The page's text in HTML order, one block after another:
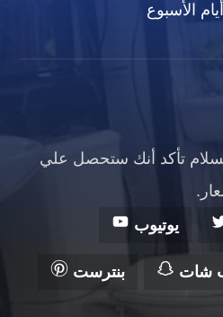
تأكد أنك ستحصل علي
يوتيوب
شات بنترست